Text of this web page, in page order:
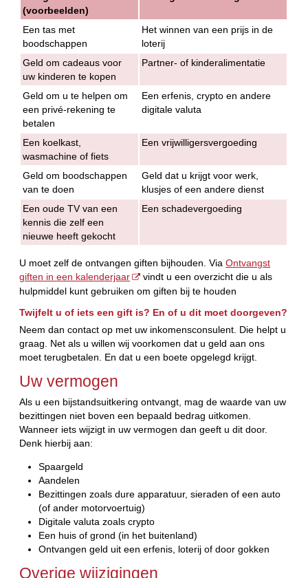
(voorbeelden)
Een tas met
boodschappen
Het winnen van een prijs in de
loterij
Geld om cadeaus voor
uw kinderen te kopen
Partner- of kinderalimentatie
Geld om u te helpen om
een privé-rekening te
betalen
Een erfenis, crypto en andere
digitale valuta
Een koelkast,
wasmachine of fiets
Een vrijwilligersvergoeding
Geld om boodschappen
van te doen
Geld dat u krijgt voor werk,
klusjes of een andere dienst
Een oude TV van een
kennis die zelf een
nieuwe heeft gekocht
Een schadevergoeding
U moet zelf de ontvangen giften bijhouden. ViaOntvangst
giften in een kalenderjaar
vindt u een overzicht die u als
hulpmiddel kunt gebruiken om giften bij te houden
Twijfelt u of iets een gift is? En of u dit moet doorgeven?
Neem dan contact op met uw inkomensconsulent. Die helpt u
graag. Net als u willen wij voorkomen dat u geld aan ons
moet terugbetalen. En dat u een boete opgelegd krijgt.
Uw vermogen
Als u een bijstandsuitkering ontvangt, mag de waarde van uw
bezittingen niet boven een bepaald bedrag uitkomen.
Wanneer iets wijzigt in uw vermogen dan geeft u dit door.
Denk hierbij aan:
Spaargeld
Aandelen
Bezittingen zoals dure apparatuur, sieraden of een auto
(of ander motorvoertuig)
Digitale valuta zoals crypto
Een huis of grond (in het buitenland)
Ontvangen geld uit een erfenis, loterij of door gokken
Overige wijzigingen